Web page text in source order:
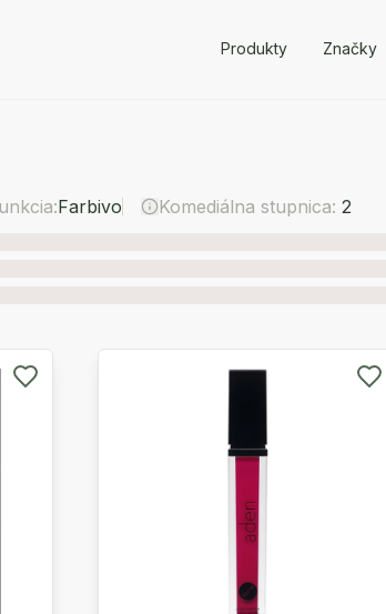
Produkty Značky
Farbivo Komediálna stupnica: 2